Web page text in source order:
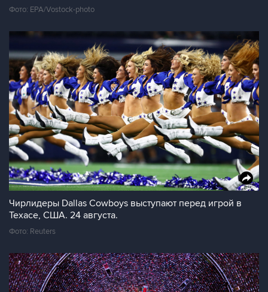
Фото: EPA/Vostock-photo
Чирлидеры Dallas Cowboys выступают перед игрой в
Техасе, США. 24 августа.
Фото: Reuters